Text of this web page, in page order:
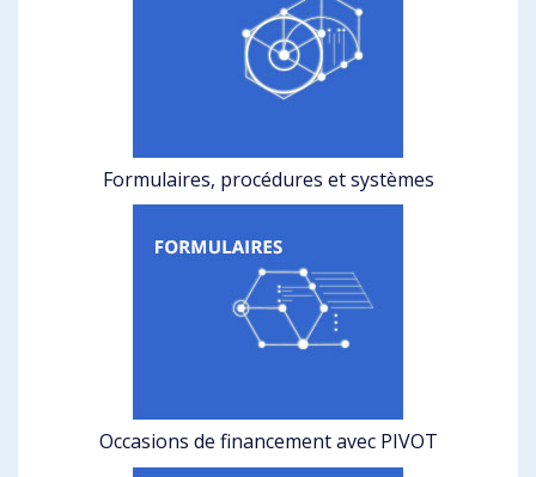
Formulaires, procédures et systèmes
Occasions de financement avec PIVOT